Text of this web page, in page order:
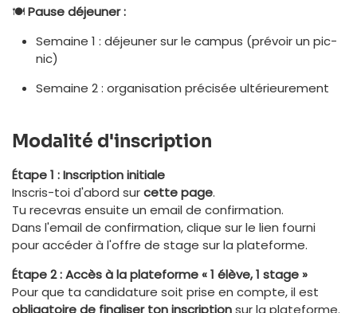
🍽️Pause déjeuner :
Semaine 1 : déjeuner sur le campus (prévoir un pic-
nic)
Semaine 2 : organisation précisée ultérieurement
Modalité d'inscription
Étape 1 : Inscription initiale
Inscris-toi d'abord surcette page.
Tu recevras ensuite un email de confirmation.
Dans l'email de confirmation, clique sur le lien fourni
pour accéder à l'offre de stage sur la plateforme.
Étape 2 : Accès à la plateforme « 1 élève, 1 stage »
Pour que ta candidature soit prise en compte, il est
obligatoire de finaliser ton inscriptionsur la plateforme.